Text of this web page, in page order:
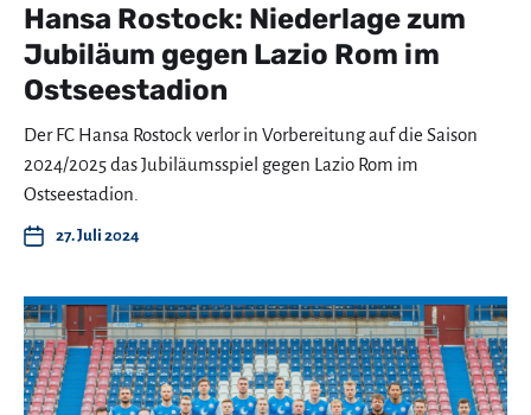
Hansa Rostock: Niederlage zum
Jubiläum gegen Lazio Rom im
Ostseestadion
Der FC Hansa Rostock verlor in Vorbereitung auf die Saison
2024/2025 das Jubiläumsspiel gegen Lazio Rom im
Ostseestadion.
27. Juli 2024